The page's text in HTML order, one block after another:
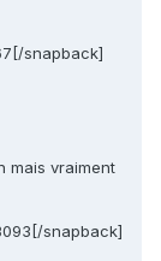
snapback]
mais vraiment
snapback]